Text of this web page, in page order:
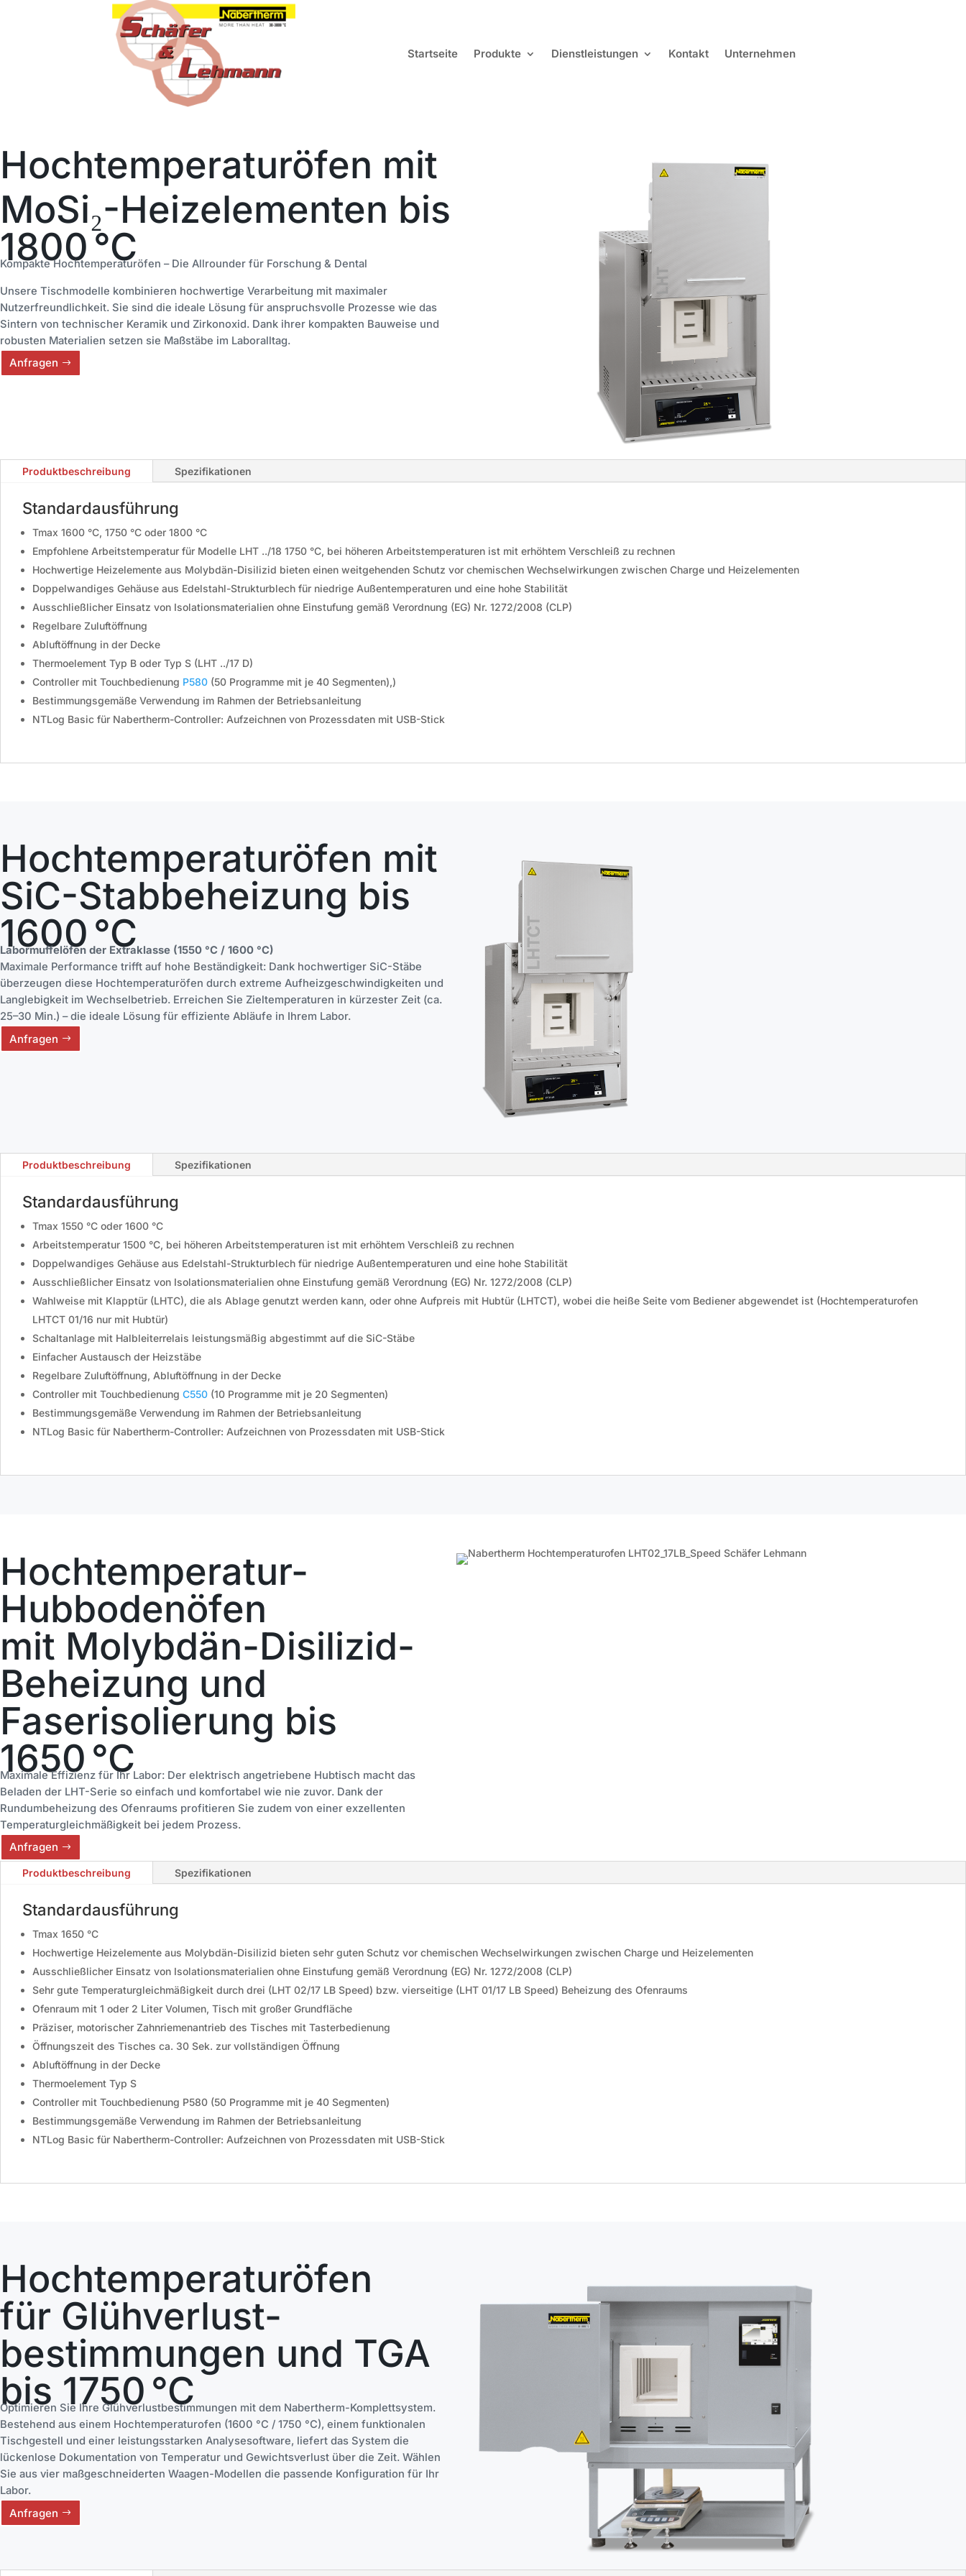
Startseite Produkte Dienstleistungen Kontakt Unternehmen
Hochtemperaturöfen mit
MoSi₂-Heizelementen bis
1800 °C
Kompakte Hochtemperaturöfen – Die Allrounder für Forschung & Dental
Unsere Tischmodelle kombinieren hochwertige Verarbeitung mit maximaler
Nutzerfreundlichkeit. Sie sind die ideale Lösung für anspruchsvolle Prozesse wie das
Sintern von technischer Keramik und Zirkonoxid. Dank ihrer kompakten Bauweise und
robusten Materialien setzen sie Maßstäbe im Laboralltag.
Anfragen
Produktbeschreibung Spezifikationen
Standardausführung
Tmax 1600 °C, 1750 °C oder 1800 °C
Empfohlene Arbeitstemperatur für Modelle LHT ../18 1750 °C, bei höheren Arbeitstemperaturen ist mit erhöhtem Verschleiß zu rechnen
Hochwertige Heizelemente aus Molybdän-Disilizid bieten einen weitgehenden Schutz vor chemischen Wechselwirkungen zwischen Charge und Heizelementen
Doppelwandiges Gehäuse aus Edelstahl-Strukturblech für niedrige Außentemperaturen und eine hohe Stabilität
Ausschließlicher Einsatz von Isolationsmaterialien ohne Einstufung gemäß Verordnung (EG) Nr. 1272/2008 (CLP)
Regelbare Zuluftöffnung
Abluftöffnung in der Decke
Thermoelement Typ B oder Typ S (LHT ../17 D)
Controller mit Touchbedienung P580 (50 Programme mit je 40 Segmenten),)
Bestimmungsgemäße Verwendung im Rahmen der Betriebsanleitung
NTLog Basic für Nabertherm-Controller: Aufzeichnen von Prozessdaten mit USB-Stick
Hochtemperaturöfen mit
SiC-Stabbeheizung bis
1600 °C
Labormuffelöfen der Extraklasse (1550 °C / 1600 °C)
Maximale Performance trifft auf hohe Beständigkeit: Dank hochwertiger SiC-Stäbe
überzeugen diese Hochtemperaturöfen durch extreme Aufheizgeschwindigkeiten und
Langlebigkeit im Wechselbetrieb. Erreichen Sie Zieltemperaturen in kürzester Zeit (ca.
25–30 Min.) – die ideale Lösung für effiziente Abläufe in Ihrem Labor.
Anfragen
Produktbeschreibung Spezifikationen
Standardausführung
Tmax 1550 °C oder 1600 °C
Arbeitstemperatur 1500 °C, bei höheren Arbeitstemperaturen ist mit erhöhtem Verschleiß zu rechnen
Doppelwandiges Gehäuse aus Edelstahl-Strukturblech für niedrige Außentemperaturen und eine hohe Stabilität
Ausschließlicher Einsatz von Isolationsmaterialien ohne Einstufung gemäß Verordnung (EG) Nr. 1272/2008 (CLP)
Wahlweise mit Klapptür (LHTC), die als Ablage genutzt werden kann, oder ohne Aufpreis mit Hubtür (LHTCT), wobei die heiße Seite vom Bediener abgewendet ist (Hochtemperaturofen
LHTCT 01/16 nur mit Hubtür)
Schaltanlage mit Halbleiterrelais leistungsmäßig abgestimmt auf die SiC-Stäbe
Einfacher Austausch der Heizstäbe
Regelbare Zuluftöffnung, Abluftöffnung in der Decke
Controller mit Touchbedienung C550 (10 Programme mit je 20 Segmenten)
Bestimmungsgemäße Verwendung im Rahmen der Betriebsanleitung
NTLog Basic für Nabertherm-Controller: Aufzeichnen von Prozessdaten mit USB-Stick
Hochtemperatur-
Hubbodenöfen
mit Molybdän-Disilizid-
Beheizung und
Faserisolierung bis
1650 °C
Maximale Effizienz für Ihr Labor: Der elektrisch angetriebene Hubtisch macht das
Beladen der LHT-Serie so einfach und komfortabel wie nie zuvor. Dank der
Rundumbeheizung des Ofenraums profitieren Sie zudem von einer exzellenten
Temperaturgleichmäßigkeit bei jedem Prozess.
Anfragen
Produktbeschreibung Spezifikationen
Standardausführung
Tmax 1650 °C
Hochwertige Heizelemente aus Molybdän-Disilizid bieten sehr guten Schutz vor chemischen Wechselwirkungen zwischen Charge und Heizelementen
Ausschließlicher Einsatz von Isolationsmaterialien ohne Einstufung gemäß Verordnung (EG) Nr. 1272/2008 (CLP)
Sehr gute Temperaturgleichmäßigkeit durch drei (LHT 02/17 LB Speed) bzw. vierseitige (LHT 01/17 LB Speed) Beheizung des Ofenraums
Ofenraum mit 1 oder 2 Liter Volumen, Tisch mit großer Grundfläche
Präziser, motorischer Zahnriemenantrieb des Tisches mit Tasterbedienung
Öffnungszeit des Tisches ca. 30 Sek. zur vollständigen Öffnung
Abluftöffnung in der Decke
Thermoelement Typ S
Controller mit Touchbedienung P580 (50 Programme mit je 40 Segmenten)
Bestimmungsgemäße Verwendung im Rahmen der Betriebsanleitung
NTLog Basic für Nabertherm-Controller: Aufzeichnen von Prozessdaten mit USB-Stick
Hochtemperaturöfen
für Glühverlust-
bestimmungen und TGA
bis 1750 °C
Optimieren Sie Ihre Glühverlustbestimmungen mit dem Nabertherm-Komplettsystem.
Bestehend aus einem Hochtemperaturofen (1600 °C / 1750 °C), einem funktionalen
Tischgestell und einer leistungsstarken Analysesoftware, liefert das System die
lückenlose Dokumentation von Temperatur und Gewichtsverlust über die Zeit. Wählen
Sie aus vier maßgeschneiderten Waagen-Modellen die passende Konfiguration für Ihr
Labor.
Anfragen